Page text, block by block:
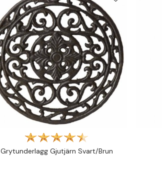
Grytunderlagg Gjutjärn Svart/Brun